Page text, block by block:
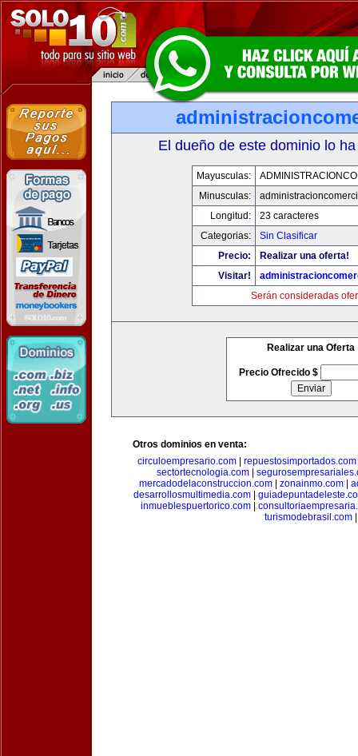
El dueño de este dominio lo
Mayusculas:
Minusculas:
Longitud:
23 caracteres
Categorias:
Sin Clasificar
Precio:
Realizar una oferta!
Visitar!
Serán consideradas
Realizar una Oferta
Precio Ofrecido $
Otros dominios en venta:
circuloempresario.com| repuestosimportados.com
sectortecnologia.com
mercadodelaconstruccion.com
zonainmo.com
desarrollosmultimedia.com
inmueblespuertorico.com
turismodebrasil.com